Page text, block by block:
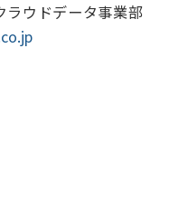
ラウドデータ事業部